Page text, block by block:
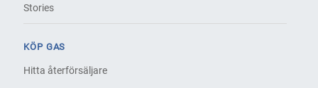
Stories
KÖP GAS
Hitta återförsäljare